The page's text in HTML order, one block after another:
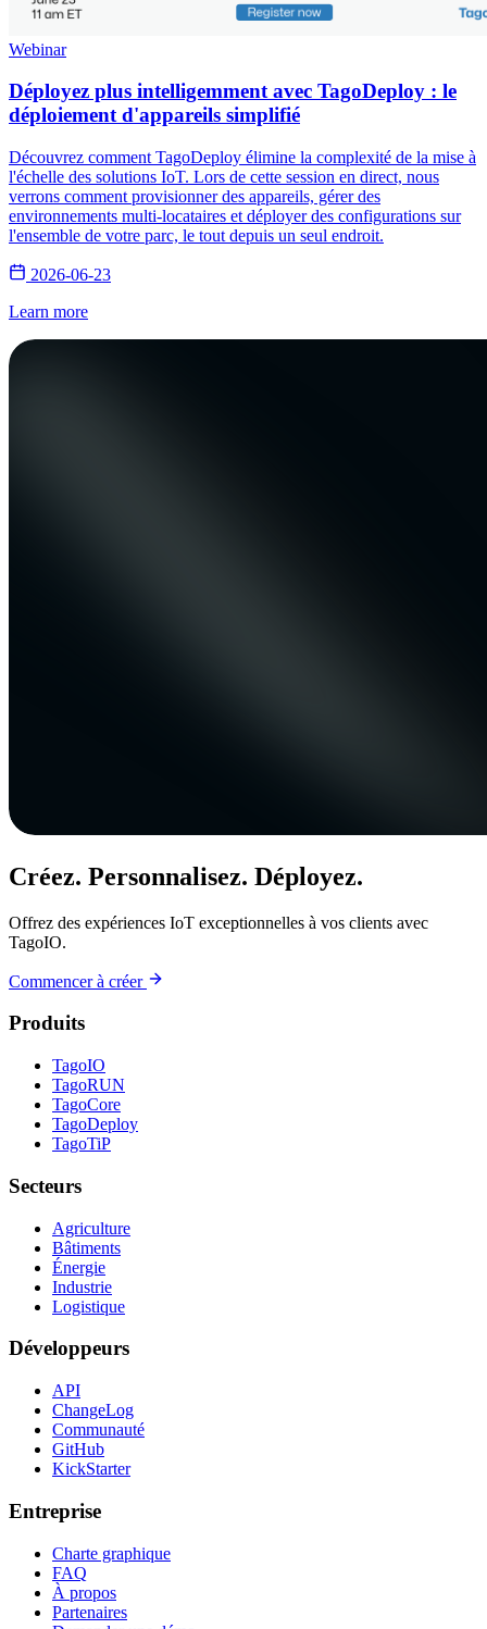
Webinar
Déployez plus intelligemment avec TagoDeploy : le
déploiement d'appareils simplifié
Découvrez comment TagoDeploy élimine la complexité de la mise à
l'échelle des solutions IoT. Lors de cette session en direct, nous
verrons comment provisionner des appareils, gérer des
environnements multi-locataires et déployer des configurations sur
l'ensemble de votre parc, le tout depuis un seul endroit.
2026-06-23
Learn more
Créez. Personnalisez. Déployez.
Offrez des expériences IoT exceptionnelles à vos clients avec
TagoIO.
Commencer à créer
Produits
TagoIO
TagoRUN
TagoCore
TagoDeploy
TagoTiP
Secteurs
Agriculture
Bâtiments
Énergie
Industrie
Logistique
Développeurs
API
ChangeLog
Communauté
GitHub
KickStarter
Entreprise
Charte graphique
FAQ
À propos
Partenaires